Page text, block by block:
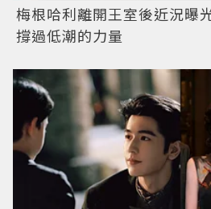
梅根哈利離開王室後近況曝
撐過低潮的力量